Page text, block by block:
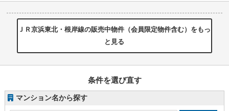
ＪＲ京浜東北・根岸線の販売中物件（会員限定物件含む）をもっ
と見る
条件を選び直す
マンション名から探す